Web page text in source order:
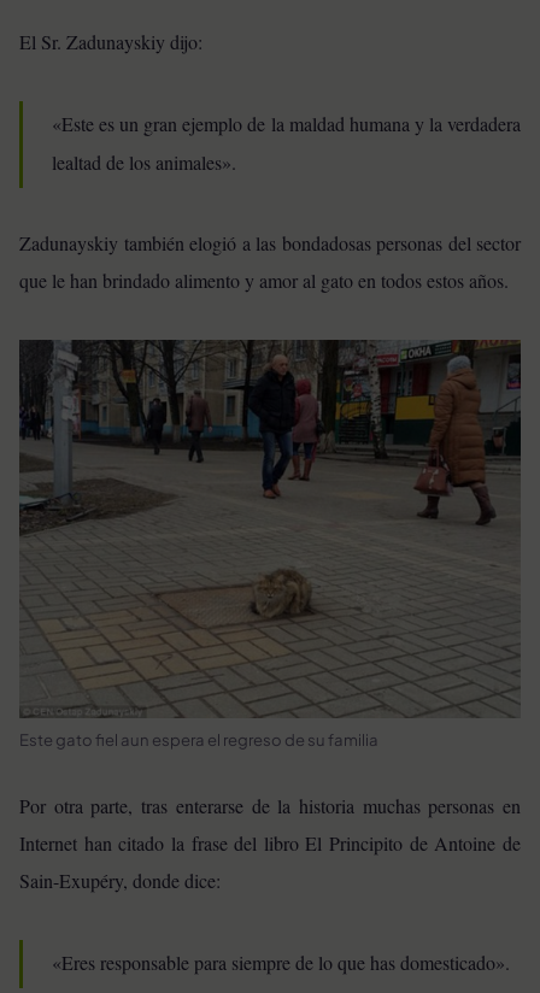
El Sr. Zadunayskiy dijo:
«Este es un gran ejemplo de la maldad humana y la verdadera
lealtad de los animales».
Zadunayskiy también elogió a las bondadosas personas del sector
que le han brindado alimento y amor al gato en todos estos años.
Este gato fiel aun espera el regreso de su familia
Por otra parte, tras enterarse de la historia muchas personas en
Internet han citado la frase del libro El Principito de Antoine de
Sain-Exupéry, donde dice:
«Eres responsable para siempre de lo que has domesticado».